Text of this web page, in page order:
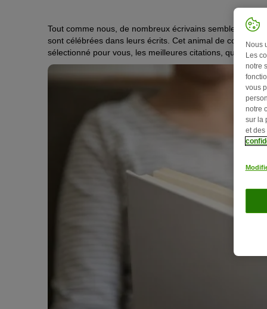
Tout comme nous, de nombreux écrivains semblent
sont célébrées dans leurs écrits. Cet animal de
sélectionné pour vous, les meilleures citations, qu’elles
Nous
Les
notre
vous
notre
sur la
et des